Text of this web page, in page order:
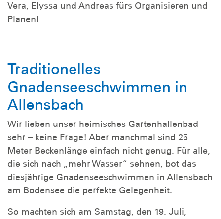
Vera, Elyssa und Andreas fürs Organisieren und
Planen!
Traditionelles
Gnadenseeschwimmen in
Allensbach
Wir lieben unser heimisches Gartenhallenbad
sehr – keine Frage! Aber manchmal sind 25
Meter Beckenlänge einfach nicht genug. Für alle,
die sich nach „mehr Wasser“ sehnen, bot das
diesjährige Gnadenseeschwimmen in Allensbach
am Bodensee die perfekte Gelegenheit.
So machten sich am Samstag, den 19. Juli,